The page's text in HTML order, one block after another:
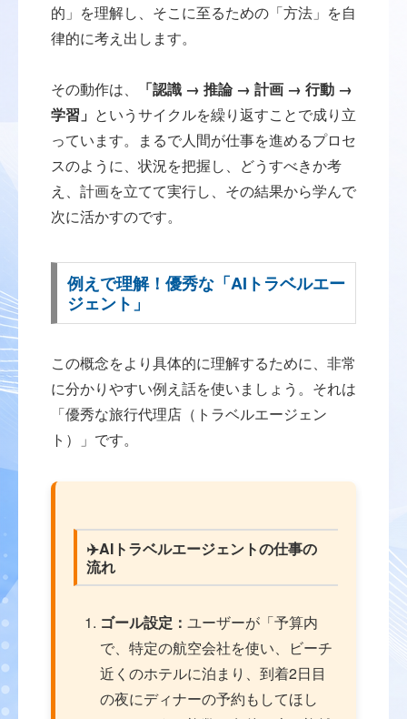
的」を理解し、そこに至るための「方法」を自
律的に考え出します。
その動作は、
「認識 → 推論 → 計画 → 行動 →
学習」 というサイクルを繰り返すことで成り立
っています。まるで人間が仕事を進めるプロセ
スのように、状況を把握し、どうすべきか考
え、計画を立てて実行し、その結果から学んで
次に活かすのです。
例えで理解！優秀な「AIトラベルエー
ジェント」
この概念をより具体的に理解するために、非常
に分かりやすい例え話を使いましょう。それは
「優秀な旅行代理店（トラベルエージェン
ト）」です。
✈️AIトラベルエージェントの仕事の
流れ
ゴール設定：ユーザーが「予算内
で、特定の航空会社を使い、ビーチ
近くのホテルに泊まり、到着2日目
の夜にディナーの予約もしてほし